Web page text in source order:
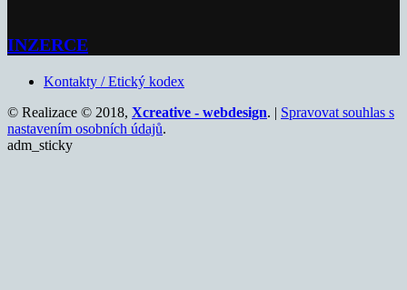
INZERCE
Kontakty / Etický kodex
© Realizace © 2018, Xcreative - webdesign. | Spravovat souhlas s
nastavením osobních údajů.
adm_sticky